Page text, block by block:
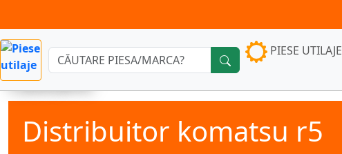
Căutare:
Distribuitor komatsu r5
PIESE UTILAJE